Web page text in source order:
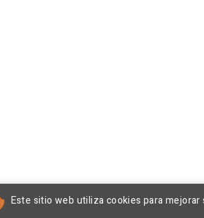
Este sitio web utiliza cookies para